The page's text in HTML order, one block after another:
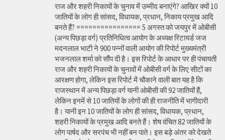
राज और शहरी निकायों के चुनाव में उम्मीद बनाएंगे? आखिर क्यों 10
जातियों के लोग ही सांसद, विधायक, प्रधान, निकाय प्रमुख आदि
बनते हैं? ================ 5 अगस्त को जयपुर में ओबीसी
(अन्य पिछड़ा वर्ग) प्रतिनिधित्व आयोग के अध्यक्ष रिटायर्ड जज
मदनलाल भाटी ने 900 पन्नों वाली आयोग की रिपोर्ट मुख्यमंत्री
भजनलाल शर्मा को सौंप दी है। इस रिपोर्ट के आधार पर ही पंचायती
राज और शहरी निकायों के चुनावों में ओबीसी वर्ग के लिए सीटों का
आरक्षण होगा, लेकिन इस रिपोर्ट में चौकाने वाली बात यह है कि
राजस्थान में अन्य पिछड़ा वर्ग यानी ओबीसी की 92 जातियों हैं,
लेकिन इनमें से 10 जातियों के लोगों की ही राजनीति में भागीदारी
है। यानी इन 10 जातियों के लोग ही सांसद, विधायक, प्रधान,
शहरी निकायों के प्रमुख आदि बनते हैं। शेष वंचित 82 जातियों के
लोग पार्षद और सरपंच भी नहीं बन पाते। इस बड़े अंतर को देखते